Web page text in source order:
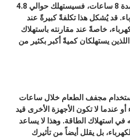
مجففًا بقدرة 600 واط لمدة 8 ساعات، فسيستهلك حوالي 4.8
قد يُشكل هذا تكلفةً كبيرةً عند
خاصةً عند مقارنته باستهلاك
يستهلكان كميةً أكبر بكثير من
مجفف الطعام خلال ساعات
أو عندما لا تكون الأجهزة الأخرى قيد
في استهلاك الطاقة. وهذا لا يساعد
بل يقلل أيضاً من تأثيرك